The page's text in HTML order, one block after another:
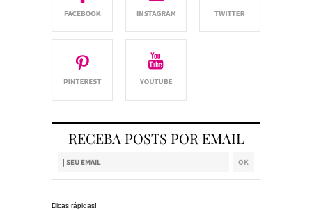
RECEBA POSTS POR EMAIL
Dicas rápidas!